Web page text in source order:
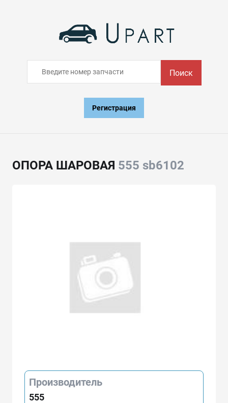
Поиск
Регистрация
ОПОРА ШАРОВАЯ 555 sb6102
Производитель
555